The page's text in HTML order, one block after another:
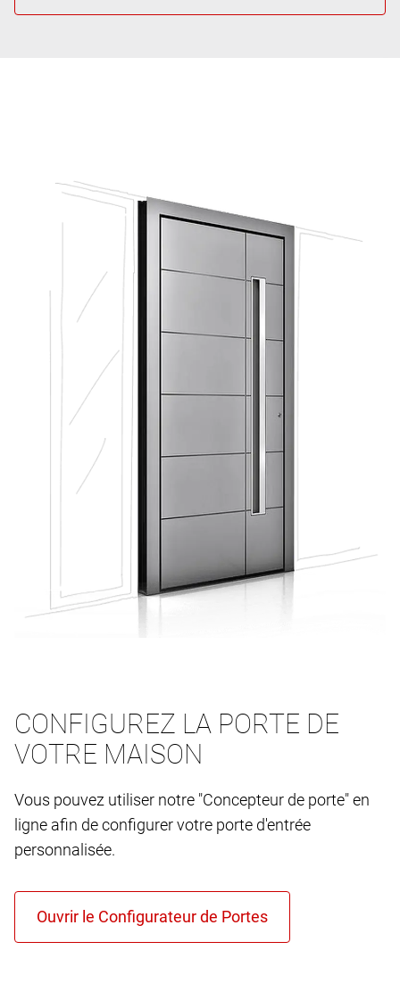
CONFIGUREZ LA PORTE DE
VOTRE MAISON
Vous pouvez utiliser notre "Concepteur de porte" en
ligne afin de configurer votre porte d'entrée
personnalisée.